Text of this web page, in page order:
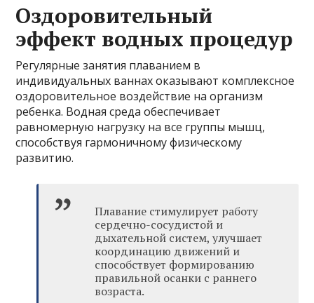
Оздоровительный
эффект водных процедур
Регулярные занятия плаванием в
индивидуальных ваннах оказывают комплексное
оздоровительное воздействие на организм
ребенка. Водная среда обеспечивает
равномерную нагрузку на все группы мышц,
способствуя гармоничному физическому
развитию.
Плавание стимулирует работу
сердечно-сосудистой и
дыхательной систем, улучшает
координацию движений и
способствует формированию
правильной осанки с раннего
возраста.